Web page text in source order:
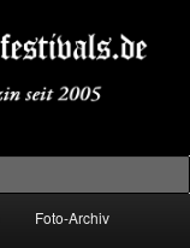
Foto-Archiv